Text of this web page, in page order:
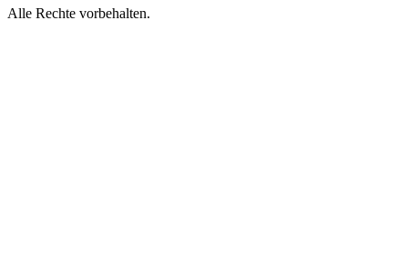
Alle Rechte vorbehalten.